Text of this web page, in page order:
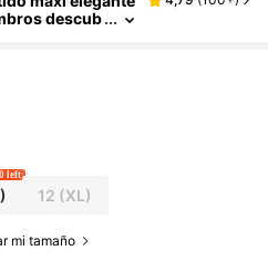
descub
left
12 (XL)
mi tamaño